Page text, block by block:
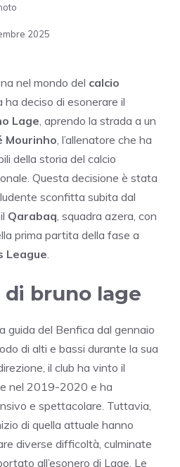
2025
nel mondo del calcio
ha deciso di esonerare il
Lage , aprendo la strada a un
Mourinho , l’allenatore che ha
della storia del calcio
Questa decisione è stata
sconfitta subita dal
Qarabaq , squadra azera, con
prima partita della fase a
League
bruno lage
guida del Benfica dal gennaio
di alti e bassi durante la sua
il club ha vinto il
nel 2019-2020 e ha
e spettacolare. Tuttavia,
di quella attuale hanno
diverse difficoltà, culminate
all’esonero di Lage. Le